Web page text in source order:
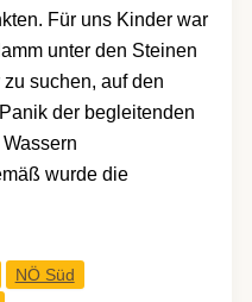
Für uns Kinder war
unter den Steinen
suchen, auf den
der begleitenden
wurde die
NÖ Süd